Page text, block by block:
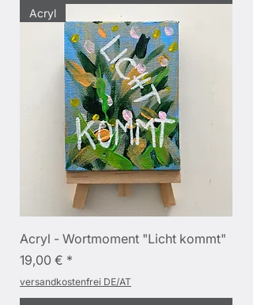
Acryl
Acryl - Wortmoment "Licht kommt"
Preis
19,00 €
versandkostenfrei DE/AT